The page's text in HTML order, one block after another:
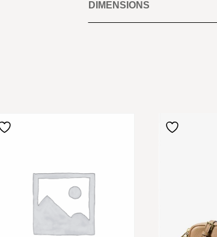
DIMENSIONS